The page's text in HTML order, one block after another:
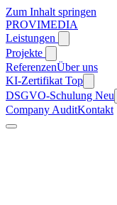
Zum Inhalt springen
PROVIMEDIA
Leistungen
Projekte
ReferenzenÜber uns
KI-Zertifikat Top
DSGVO-Schulung Neu
Company AuditKontakt